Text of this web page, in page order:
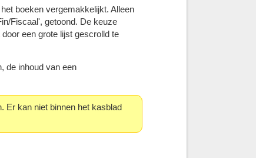
boeken vergemakkelijkt. Alleen
Fiscaal', getoond. De keuze
een grote lijst gescrolld te
de inhoud van een
Er kan niet binnen het kasblad